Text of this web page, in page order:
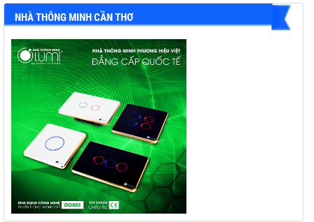
NHÀ THÔNG MINH CẦN THƠ